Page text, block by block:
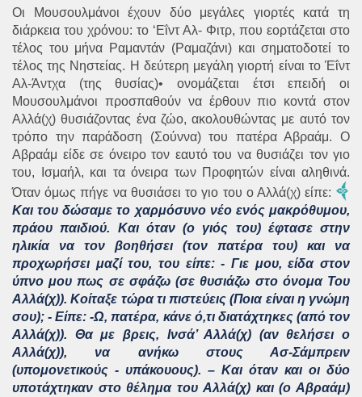
Οι Μουσουλμάνοι έχουν δύο μεγάλες γιορτές κατά τη
διάρκεια του χρόνου: το ‘Εΐντ Αλ- Φιτρ, που εορτάζεται στο
τέλος του μήνα Ραμαντάν (Ραμαζάνι) και σηματοδοτεί το
τέλος της Νηστείας. Η δεύτερη μεγάλη γιορτή είναι το Έΐντ
Αλ-Άντχα (της θυσίας)• ονομάζεται έτσι επειδή οι
Μουσουλμάνοι προσπαθούν να έρθουν πιο κοντά στον
Αλλά(χ) θυσιάζοντας ένα ζώο, ακολουθώντας με αυτό τον
τρόπο την παράδοση (Σούννα) του πατέρα Αβραάμ. Ο
Αβραάμ είδε σε όνειρο τον εαυτό του να θυσιάζει τον γιο
του, Ισμαήλ, και τα όνειρα των Προφητών είναι αληθινά.
Όταν όμως πήγε να θυσιάσει το γιο του ο Αλλά(χ) είπε:
Και του δώσαμε το χαρμόσυνο νέο ενός μακρόθυμου,
πράου παιδιού. Και όταν (ο γιός του) έφτασε στην
ηλικία να τον βοηθήσει (τον πατέρα του) και να
προχωρήσει μαζί του, του είπε: - Γιε μου, είδα στον
ύπνο μου πως σε σφάζω (σε θυσιάζω στο όνομα Του
Αλλά(χ)). Κοίταξε τώρα τι πιστεύεις (Ποια είναι η γνώμη
σου); - Είπε: -Ω, πατέρα, κάνε ό,τι διατάχτηκες (από τον
Αλλά(χ)). Θα με βρεις, Ινσά’ Αλλά(χ) (αν θελήσει ο
Αλλά(χ)), να ανήκω στους Ασ-Σάμπρειν
(υπομονετικούς - υπάκουους). – Και όταν και οι δύο
υποτάχτηκαν στο θέλημα του Αλλά(χ) και (ο Αβραάμ)